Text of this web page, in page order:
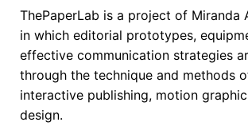
ThePaperLab is a project of Miranda
in which editorial prototypes,
effective communication strategies
through the technique and methods
interactive publishing, motion
design.